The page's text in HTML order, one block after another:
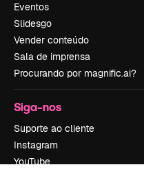
Eventos
Slidesgo
Vender conteúdo
Sala de imprensa
Procurando por magnific.ai?
Siga-nos
Suporte ao cliente
Instagram
YouTube